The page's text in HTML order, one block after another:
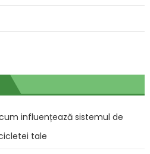
influențează sistemul de
tale